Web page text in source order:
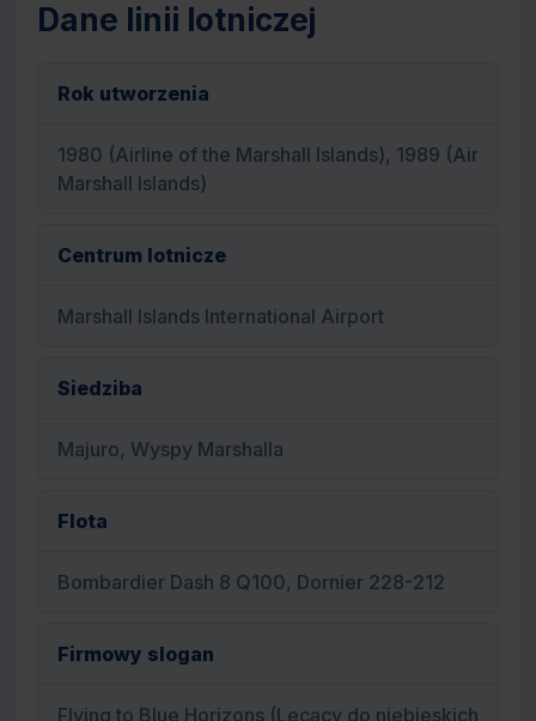
Dane linii lotniczej
Rok utworzenia
1980 (Airline of the Marshall Islands), 1989 (Air
Marshall Islands)
Centrum lotnicze
Marshall Islands International Airport
Siedziba
Majuro, Wyspy Marshalla
Flota
Bombardier Dash 8 Q100, Dornier 228-212
Firmowy slogan
Flying to Blue Horizons (Lecący do niebieskich